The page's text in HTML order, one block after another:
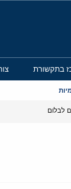
בתקשורת
לבלום